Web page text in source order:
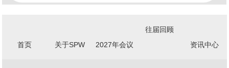
首页 关于SPW 2027年会议
往届回顾
资讯中心